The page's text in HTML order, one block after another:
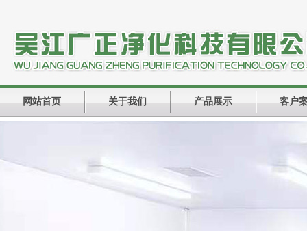
网站首页 关于我们 产品展示 客户